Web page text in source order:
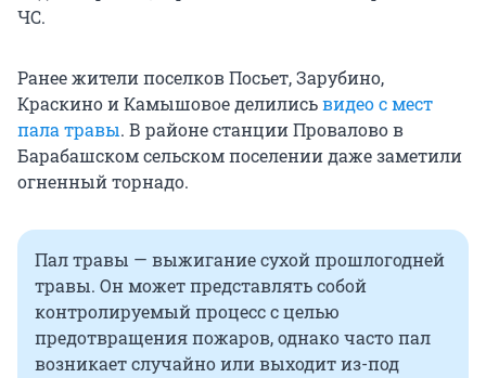
ЧС.
Ранее жители поселков Посьет, Зарубино,
Краскино и Камышовое делилисьвидео с мест
пала травы. В районе станции Провалово в
Барабашском сельском поселении даже заметили
огненный торнадо.
Пал травы — выжигание сухой прошлогодней
травы. Он может представлять собой
контролируемый процесс с целью
предотвращения пожаров, однако часто пал
возникает случайно или выходит из-под